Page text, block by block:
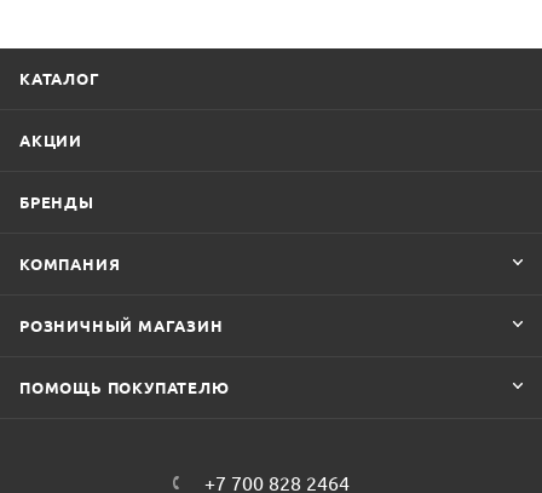
КАТАЛОГ
АКЦИИ
БРЕНДЫ
КОМПАНИЯ
РОЗНИЧНЫЙ МАГАЗИН
ПОМОЩЬ ПОКУПАТЕЛЮ
+7 700 828 2464